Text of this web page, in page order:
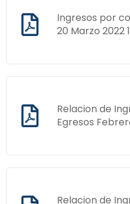
Ingresos por
20 Marzo 2022
Relacion de
Egresos
Relacion de